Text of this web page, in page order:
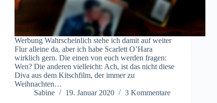
Werbung Wahrscheinlich stehe ich damit auf weiter
Flur alleine da, aber ich habe Scarlett O’Hara
wirklich gern. Die einen von euch werden fragen:
Wen? Die anderen vielleicht: Ach, ist das nicht diese
Diva aus dem Kitschfilm, der immer zu
Weihnachten…
Sabine
19. Januar 2020 3 Kommentare